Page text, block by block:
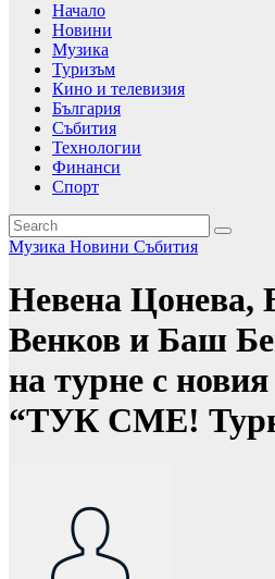
Начало
Новини
Музика
Туризъм
Кино и телевизия
България
Събития
Технологии
Финанси
Спорт
Музика Новини Събития
Невена Цонева,
Венков и Баш
на турне с
“ТУК СМЕ!